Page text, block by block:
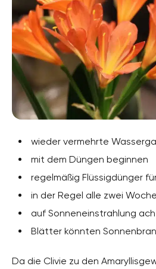
wieder vermehrte
mit dem Düngen beginnen
regelmäßig Flüssigdünger
in der Regel alle zwei
auf Sonneneinstrahlung
Blätter könnten
Da die Clivie zu den